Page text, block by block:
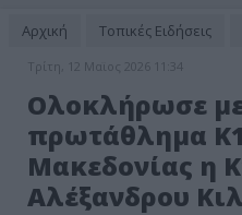
Αρχική Τοπικές Ειδήσεις
Τρίτη, 12 Μαϊος 2026 11:34
Ολοκλήρωσε
πρωτάθλημα
Μακεδονίας η
Αλέξανδρου